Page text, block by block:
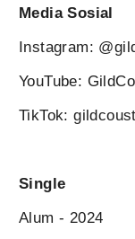
Media Sosial
Instagram:
YouTube:
TikTok:
Single
Alum - 2024